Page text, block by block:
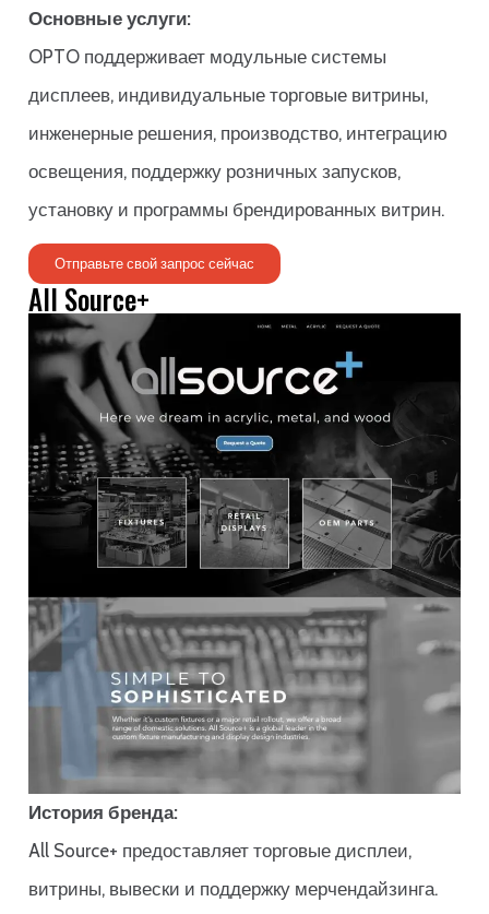
Основные услуги:
OPTO поддерживает модульные системы
дисплеев, индивидуальные торговые витрины,
инженерные решения, производство, интеграцию
освещения, поддержку розничных запусков,
установку и программы брендированных витрин.
Отправьте свой запрос сейчас
All Source+
История бренда:
All Source+ предоставляет торговые дисплеи,
витрины, вывески и поддержку мерчендайзинга.